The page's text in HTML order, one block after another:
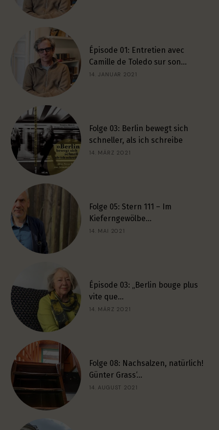
Épisode 01: Entretien avec
Camille de Toledo sur son…
14. JANUAR 2021
Folge 03: Berlin bewegt sich
schneller, als ich schreibe
14. MÄRZ 2021
Folge 05: Stern 111 – Im
Kieferngewölbe…
14. MAI 2021
Épisode 03: „Berlin bouge plus
vite que…
14. MÄRZ 2021
Folge 08: Nachsalzen, natürlich!
Günter Grass‘…
14. AUGUST 2021